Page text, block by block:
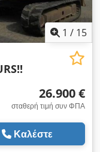
1 / 15
26.900 €
σταθερή τιμή συν ΦΠΑ
Καλέστε